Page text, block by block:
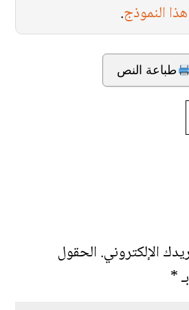
هذا النموذج.
طباعة النص
الإلكتروني.الحقول
*